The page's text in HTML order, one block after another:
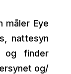
måler Eye
nattesyn
og finder
og/